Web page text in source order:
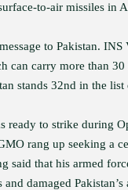
to-air missiles in
to Pakistan.
carry more than
stands 32nd in the
ready to strike during
rang up seeking a
said that his armed
damaged